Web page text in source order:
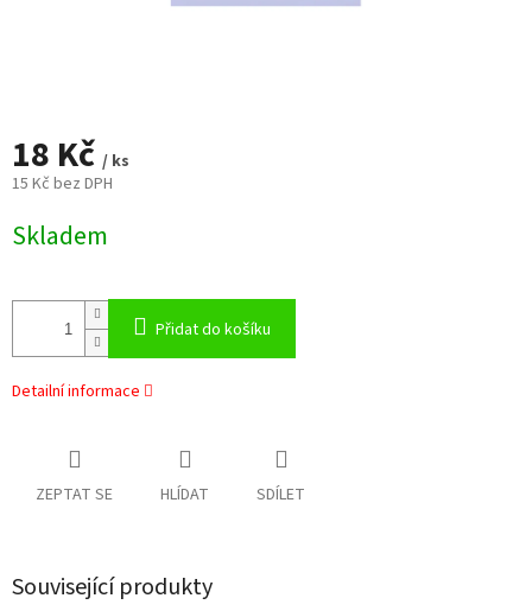
18 Kč / ks
15 Kč bez DPH
cena:
Skladem
Přidat do košíku
Detailní informace
ZEPTAT SE HLÍDAT SDÍLET
Související produkty